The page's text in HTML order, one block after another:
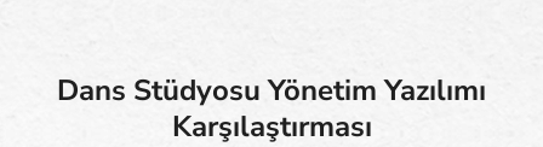
Dans Stüdyosu Yönetim Yazılımı
Karşılaştırması